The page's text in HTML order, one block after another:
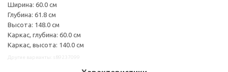
Ширина: 60.0 см
Глубина: 61.8 см
Высота: 148.0 см
Каркас, глубина: 60.0 см
Каркас, высота: 140.0 см